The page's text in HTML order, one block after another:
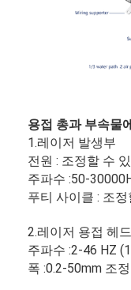
집
제품
비디오
용접 총과 부속물
1.레이저 발생부
전원 : 조정할 수
주파수 :50-
푸티 사이클 : 조
2.레이저 용접 헤드
주파수 :2-46 HZ
폭 :0.2-50mm 조